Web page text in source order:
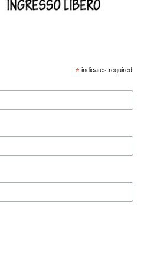
*indicates required